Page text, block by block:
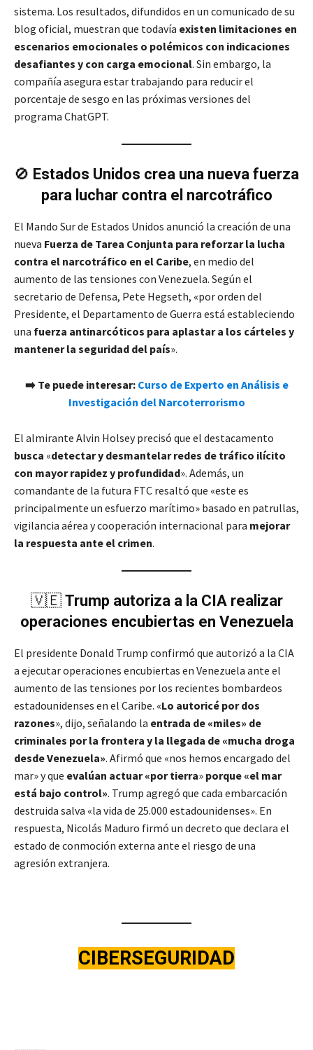
sistema. Los resultados, difundidos en un comunicado de su
blog oficial, muestran que todavía existen limitaciones en
escenarios emocionales o polémicos con indicaciones
desafiantes y con carga emocional. Sin embargo, la
compañía asegura estar trabajando para reducir el
porcentaje de sesgo en las próximas versiones del
programa ChatGPT.
🚫 Estados Unidos crea una nueva fuerza
para luchar contra el narcotráfico
El Mando Sur de Estados Unidos anunció la creación de una
nueva Fuerza de Tarea Conjunta para reforzar la lucha
contra el narcotráfico en el Caribe, en medio del
aumento de las tensiones con Venezuela. Según el
secretario de Defensa, Pete Hegseth, «por orden del
Presidente, el Departamento de Guerra está estableciendo
una fuerza antinarcóticos para aplastar a los cárteles y
mantener la seguridad del país».
➡️ Te puede interesar: Curso de Experto en Análisis e
Investigación del Narcoterrorismo
El almirante Alvin Holsey precisó que el destacamento
busca «detectar y desmantelar redes de tráfico ilícito
con mayor rapidez y profundidad». Además, un
comandante de la futura FTC resaltó que «este es
principalmente un esfuerzo marítimo» basado en patrullas,
vigilancia aérea y cooperación internacional para mejorar
la respuesta ante el crimen.
🇻🇪 Trump autoriza a la CIA realizar
operaciones encubiertas en Venezuela
El presidente Donald Trump confirmó que autorizó a la CIA
a ejecutar operaciones encubiertas en Venezuela ante el
aumento de las tensiones por los recientes bombardeos
estadounidenses en el Caribe. «Lo autoricé por dos
razones», dijo, señalando la entrada de «miles» de
criminales por la frontera y la llegada de «mucha droga
desde Venezuela». Afirmó que «nos hemos encargado del
mar» y que evalúan actuar «por tierra» porque «el mar
está bajo control». Trump agregó que cada embarcación
destruida salva «la vida de 25.000 estadounidenses». En
respuesta, Nicolás Maduro firmó un decreto que declara el
estado de conmoción externa ante el riesgo de una
agresión extranjera.
CIBERSEGURIDAD